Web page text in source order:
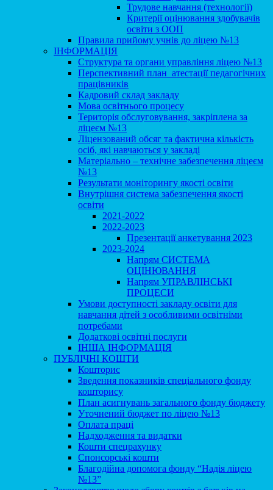
Трудове навчання (технології)
Критерії оцінювання здобувачів
освіти з ООП
Правила прийому учнів до ліцею №13
ІНФОРМАЦІЯ
Структура та органи управління ліцею №13
Перспективний план атестації педагогічних
працівників
Кадровий склад закладу
Мова освітнього процесу
Територія обслуговування, закріплена за
ліцеєм №13
Ліцензований обсяг та фактична кількість
осіб, які навчаються у закладі
Матеріально – технічне забезпечення ліцеєм
№13
Результати моніторингу якості освіти
Внутрішня система забезпечення якості
освіти
2021-2022
2022-2023
Презентації анкетування 2023
2023-2024
Напрям СИСТЕМА
ОЦІНЮВАННЯ
Напрям УПРАВЛІНСЬКІ
ПРОЦЕСИ
Умови доступності закладу освіти для
навчання дітей з особливими освітніми
потребами
Додаткові освітні послуги
ІНША ІНФОРМАЦІЯ
ПУБЛІЧНІ КОШТИ
Кошторис
Зведення показників спеціального фонду
кошторису
План асигнувань загального фонду бюджету
Уточнений бюджет по ліцею №13
Оплата праці
Надходження та видатки
Кошти спецрахунку
Спонсорські кошти
Благодійна допомога фонду “Надія ліцею
№13”